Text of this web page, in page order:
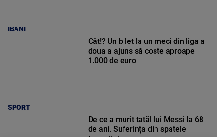
IBANI
SPORT
Cât!? Un bilet la un meci din liga a
doua a ajuns să coste aproape
1.000 de euro
De ce a murit tatăl lui Messi la 68
de ani. Suferința din spatele